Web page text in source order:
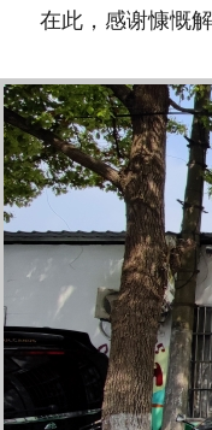
在此，感谢慷慨